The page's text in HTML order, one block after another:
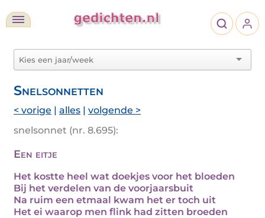
Snelsonnetten
< vorige | alles | volgende >
snelsonnet (nr. 8.695):
Een eitje
Het kostte heel wat doekjes voor het bloeden
Bij het verdelen van de voorjaarsbuit
Na ruim een etmaal kwam het er toch uit
Het ei waarop men flink had zitten broeden